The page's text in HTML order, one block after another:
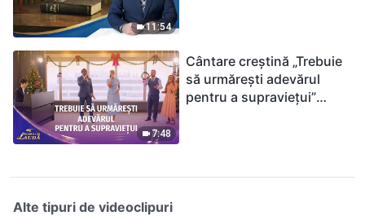
11:54
7:48
Cântare creștină „Trebuie
să urmărești adevărul
pentru a supraviețui”
Alte tipuri de videoclipuri